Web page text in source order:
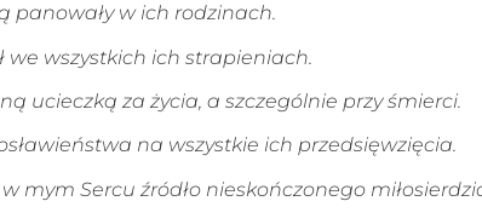
panowały w ich rodzinach.
we wszystkich ich strapieniach.
ucieczką za życia, a szczególnie przy śmierci.
na wszystkie ich przedsięwzięcia.
mym Sercu źródło nieskończonego